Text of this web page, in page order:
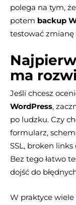
polega na tym,
potem backup
testować
ma
Jeśli chcesz
WordPress,
po ludzku. Czy
formularz,
SSL, broken
Bez tego łatwo
dojść do
W praktyce